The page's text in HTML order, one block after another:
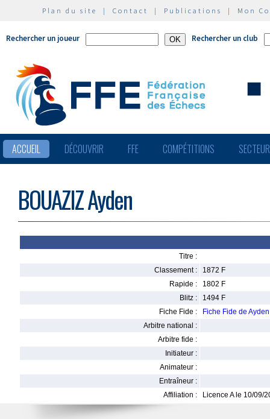
Plan du site | Contact | Publications | Mon
Rechercher un joueur Rechercher un club
ACCUEIL DÉCOUVRIR FFE COMPÉTITIONS
BOUAZIZ Ayden
Titre :
Classement :
1872 F
Rapide :
1802 F
Blitz :
1494 F
Fiche Fide :
Fiche Fide de
Arbitre national :
Arbitre fide :
Initiateur :
Animateur :
Entraîneur :
Affiliation :
Licence A le 10/09/